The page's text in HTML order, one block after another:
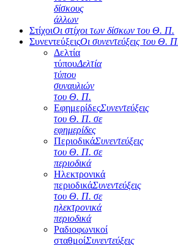
δίσκους
άλλων
ΣτίχοιΟι στίχοι των δίσκων του Θ. Π.
ΣυνεντεύξειςΟι συνεντεύξεις του Θ.
Δελτία
τύπουΔελτία
τύπου
συναυλιών
του Θ. Π.
ΕφημερίδεςΣυνεντεύξεις
του Θ. Π. σε
εφημερίδες
ΠεριοδικάΣυνεντεύξεις
του Θ. Π. σε
περιοδικά
Ηλεκτρονικά
περιοδικάΣυνεντεύξεις
του Θ. Π. σε
ηλεκτρονικά
περιοδικά
Ραδιοφωνικοί
σταθμοίΣυνεντεύξεις